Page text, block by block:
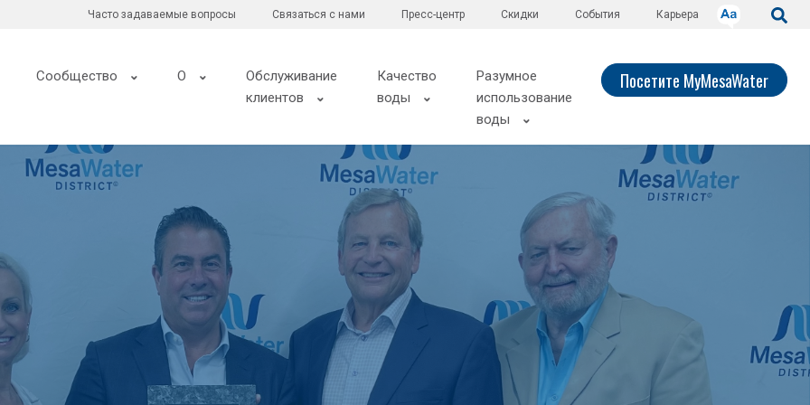
Карьера
События
Скидки
Пресс-центр
Связаться с нами
Часто задаваемые вопросы
Сообщество О
Обслуживание
клиентов
Качество
воды
Разумное
использование
воды
Посетите MyMesaWater